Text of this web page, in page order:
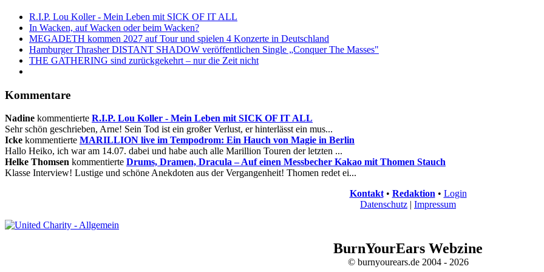
R.I.P. Lou Koller - Mein Leben mit SICK OF IT ALL
In Wacken, auf Wacken oder beim Wacken?
MEGADETH kommen 2027 auf Tour und spielen 4 Konzerte in Deutschland
Hamburger Thrasher DISTANT SHADOW veröffentlichen Single „Conquer The Masses"
THE GATHERING sind zurückgekehrt – nur die Zeit nicht
Kommentare
Nadine kommentierte R.I.P. Lou Koller - Mein Leben mit SICK OF IT ALL
Sehr schön geschrieben, Arne! Sein Tod ist ein großer Verlust, er hinterlässt ein mus...
Icke kommentierte MARILLION live im Tempodrom: Ein Hauch von Magie in Berlin
Hallo Heiko, ich war am 14.07. dabei und habe auch alle Marillion Touren der letzten ...
Helke Thomsen kommentierte Drums, Dramen, Dracula – Auf einen Messbecher Kakao mit Thomen Stauch
Klasse Interview! Lustige und schöne Anekdoten aus der Vergangenheit! Thomen redet ei...
Kontakt• Redaktion • Login
Datenschutz | Impressum
BurnYourEars Webzine
© burnyourears.de 2004 - 2026